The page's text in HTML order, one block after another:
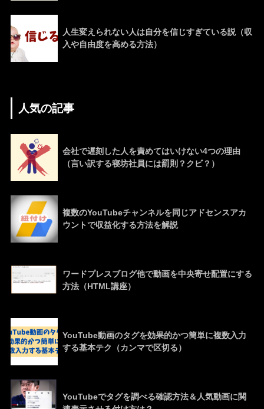
人生変えられない人は自分を信じすぎている説（収
入や自由度を高める方法）
人気の記事
会社で遅刻した人を責めてはいけない4つの理由
（言い訳する寝坊社員には罰則？クビ？）
複数のYouTubeチャンネルを同じアドセンスアカ
ウントで収益化する方法を解説
ワードプレスブログ他で動画を中央寄せ配置にする
方法（HTML講座）
YouTube動画のタグを効果的かつ簡単に複数入力
する基本テク（カンマで区切る）
YouTubeでタグを調べる確認方法＆人気動画に関